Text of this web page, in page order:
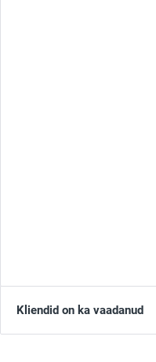
Kliendid on ka vaadanud